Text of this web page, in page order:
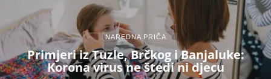
NAREDNA PRIČA
Primjeri iz Tuzle, Brčkog i Banjaluke:
Korona virus ne štedi ni djecu